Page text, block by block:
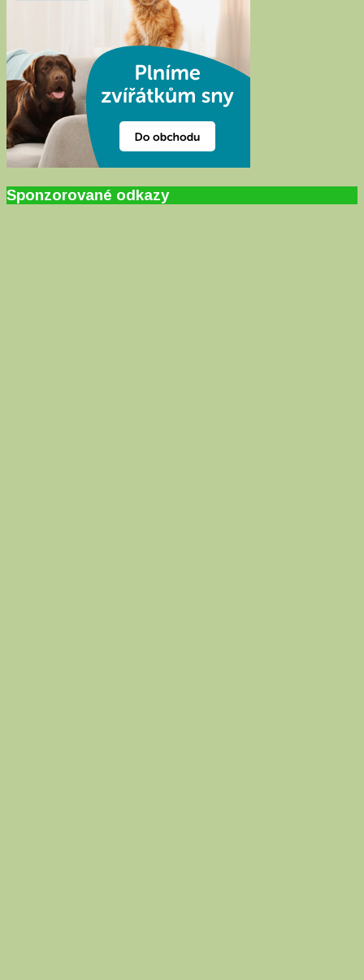
Sponzorované odkazy